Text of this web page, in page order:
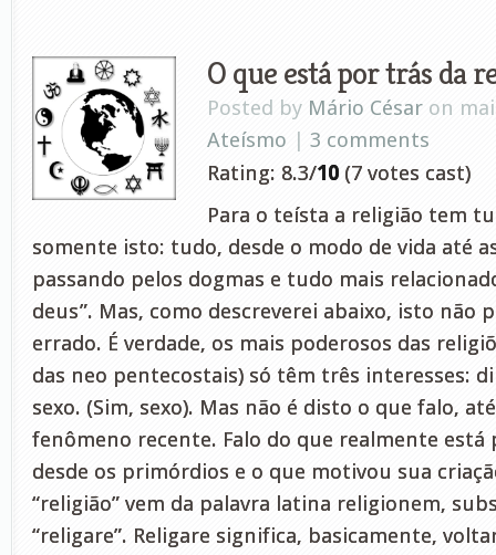
O que está por trás da
Posted by Mário César on
Ateísmo | 3 comments
Rating: 8.3/10 (7 votes cast)
Para o teísta a religião tem
somente isto: tudo, desde o modo de vida até
passando pelos dogmas e tudo mais
deus”. Mas, como descreverei abaixo, isto não
errado. É verdade, os mais poderosos das
das neo pentecostais) só têm três interesses:
sexo. (Sim, sexo). Mas não é disto o que falo,
fenômeno recente. Falo do que realmente
desde os primórdios e o que motivou sua
“religião” vem da palavra latina religionem,
“religare”. Religare significa, basicamente,